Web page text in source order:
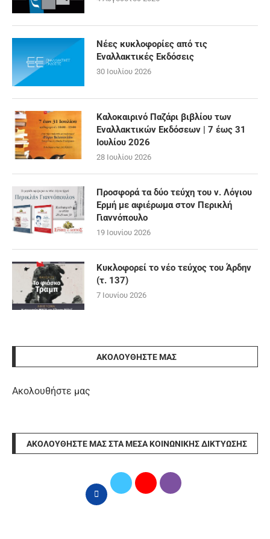
Νέες κυκλοφορίες από τις
Εναλλακτικές Εκδόσεις
30 Ιουλίου 2026
Καλοκαιρινό Παζάρι βιβλίου των
Εναλλακτικών Εκδόσεων | 7 έως 31
Ιουλίου 2026
28 Ιουλίου 2026
Προσφορά τα δύο τεύχη του ν. Λόγιου
Ερμή με αφιέρωμα στον Περικλή
Γιαννόπουλο
19 Ιουνίου 2026
Κυκλοφορεί το νέο τεύχος του Άρδην
(τ. 137)
7 Ιουνίου 2026
ΑΚΟΛΟΥΘΉΣΤΕ ΜΑΣ
Ακολουθήστε μας
ΑΚΟΛΟΥΘΉΣΤΕ ΜΑΣ ΣΤΑ ΜΈΣΑ ΚΟΙΝΩΝΙΚΉΣ ΔΙΚΤΎΩΣΗΣ